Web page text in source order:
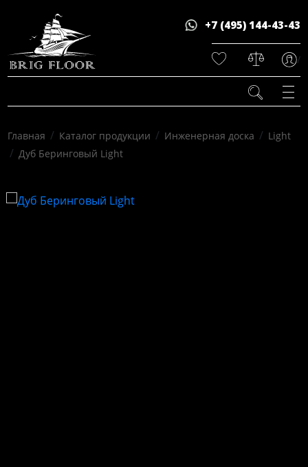
+7 (495) 144-43-43
/
Главная / Каталог продукции / Инженерная доска / Light
/ Дуб Беринговый Light